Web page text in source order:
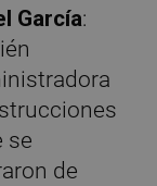
García:
se
de